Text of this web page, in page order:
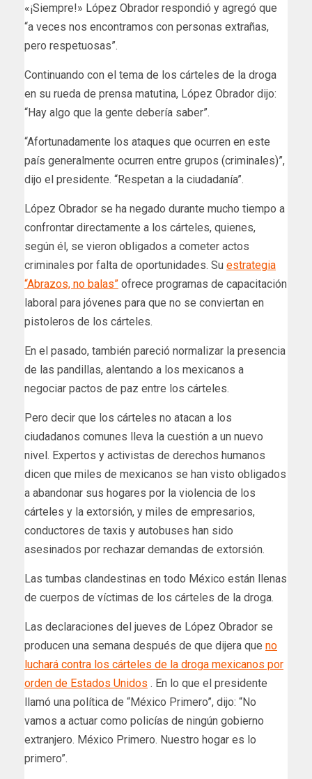
«¡Siempre!» López Obrador respondió y agregó que
“a veces nos encontramos con personas extrañas,
pero respetuosas”.
Continuando con el tema de los cárteles de la droga
en su rueda de prensa matutina, López Obrador dijo:
“Hay algo que la gente debería saber”.
“Afortunadamente los ataques que ocurren en este
país generalmente ocurren entre grupos (criminales)”,
dijo el presidente. “Respetan a la ciudadanía”.
López Obrador se ha negado durante mucho tiempo a
confrontar directamente a los cárteles, quienes,
según él, se vieron obligados a cometer actos
criminales por falta de oportunidades. Su estrategia
“Abrazos, no balas” ofrece programas de capacitación
laboral para jóvenes para que no se conviertan en
pistoleros de los cárteles.
En el pasado, también pareció normalizar la presencia
de las pandillas, alentando a los mexicanos a
negociar pactos de paz entre los cárteles.
Pero decir que los cárteles no atacan a los
ciudadanos comunes lleva la cuestión a un nuevo
nivel. Expertos y activistas de derechos humanos
dicen que miles de mexicanos se han visto obligados
a abandonar sus hogares por la violencia de los
cárteles y la extorsión, y miles de empresarios,
conductores de taxis y autobuses han sido
asesinados por rechazar demandas de extorsión.
Las tumbas clandestinas en todo México están llenas
de cuerpos de víctimas de los cárteles de la droga.
Las declaraciones del jueves de López Obrador se
producen una semana después de que dijera que no
luchará contra los cárteles de la droga mexicanos por
orden de Estados Unidos . En lo que el presidente
llamó una política de “México Primero”, dijo: “No
vamos a actuar como policías de ningún gobierno
extranjero. México Primero. Nuestro hogar es lo
primero”.